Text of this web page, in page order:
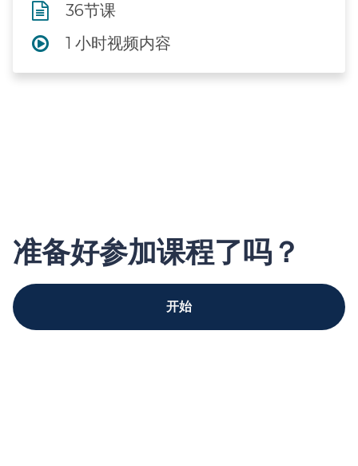
36节课
1 小时视频内容
准备好参加课程了吗？
开始